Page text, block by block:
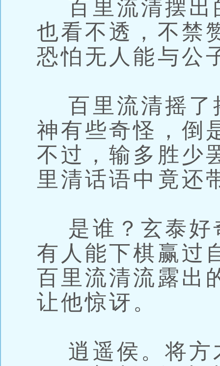
百里流清摆出
也看不透，不禁
恐怕无人能与公
百里流清摇了
神有些奇怪，倒
不过，输多胜少
里清话语中竟还
是谁？玄泰好
有人能下棋赢过
百里流清流露出
让他惊讶。
逍遥侯。将方